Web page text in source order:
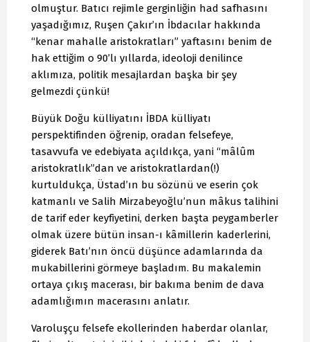
olmuştur. Batıcı rejimle gerginliğin had safhasını
yaşadığımız, Ruşen Çakır’ın İbdacılar hakkında
“kenar mahalle aristokratları” yaftasını benim de
hak ettiğim o 90’lı yıllarda, ideoloji denilince
aklımıza, politik mesajlardan başka bir şey
gelmezdi çünkü!
Büyük Doğu külliyatını İBDA külliyatı
perspektifinden öğrenip, oradan felsefeye,
tasavvufa ve edebiyata açıldıkça, yani “mâlûm
aristokratlık”dan ve aristokratlardan(!)
kurtuldukça, Üstad’ın bu sözünü ve eserin çok
katmanlı ve Salih Mirzabeyoğlu’nun mâkus talihini
de tarif eder keyfiyetini, derken başta peygamberler
olmak üzere bütün insan-ı kâmillerin kaderlerini,
giderek Batı’nın öncü düşünce adamlarında da
mukabillerini görmeye başladım. Bu makalemin
ortaya çıkış macerası, bir bakıma benim de dava
adamlığımın macerasını anlatır.
Varoluşçu felsefe ekollerinden haberdar olanlar,